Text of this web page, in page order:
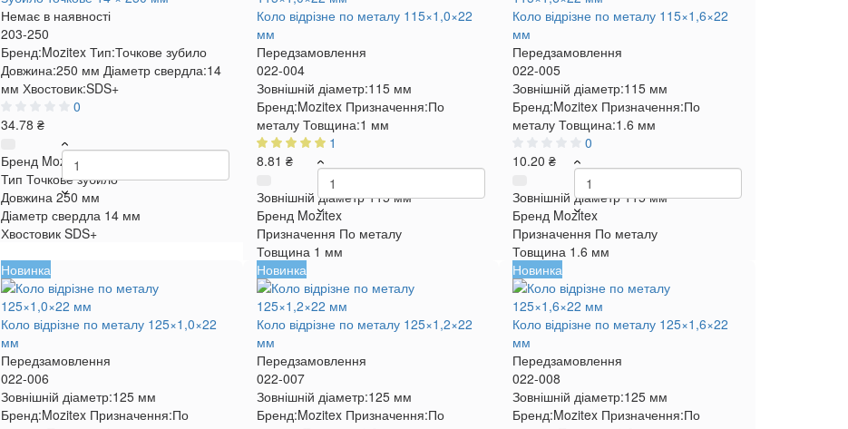
Немає в наявності
203-250
Бренд:Mozitex Тип:Точкове зубило
Довжина:250 мм Діаметр свердла:14
мм Хвостовик:SDS+
0
34.78 ₴
Бренд Mozitex
Тип Точкове зубило
Довжина 250 мм
Діаметр свердла 14 мм
Хвостовик SDS+
Коло відрізне по металу 115×1,0×22
мм
Передзамовлення
022-004
Зовнішній діаметр:115 мм
Бренд:Mozitex Призначення:По
металу Товщина:1 мм
1
8.81 ₴
Зовнішній діаметр 115 мм
Бренд Mozitex
Призначення По металу
Товщина 1 мм
Коло відрізне по металу 115×1,6×22
мм
Передзамовлення
022-005
Зовнішній діаметр:115 мм
Бренд:Mozitex Призначення:По
металу Товщина:1.6 мм
0
10.20 ₴
Зовнішній діаметр 115 мм
Бренд Mozitex
Призначення По металу
Товщина 1.6 мм
Новинка
Коло відрізне по металу 125×1,0×22
мм
Передзамовлення
022-006
Зовнішній діаметр:125 мм
Бренд:Mozitex Призначення:По
Новинка
Коло відрізне по металу 125×1,2×22
мм
Передзамовлення
022-007
Зовнішній діаметр:125 мм
Бренд:Mozitex Призначення:По
Новинка
Коло відрізне по металу 125×1,6×22
мм
Передзамовлення
022-008
Зовнішній діаметр:125 мм
Бренд:Mozitex Призначення:По